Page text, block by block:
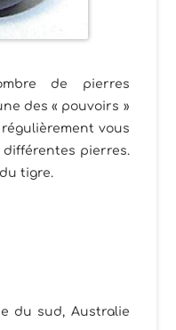
de pierres
des « pouvoirs »
vous
pierres.
tigre.
du sud, Australie